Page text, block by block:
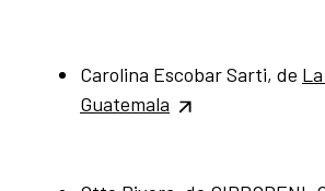
Carolina Escobar Sarti, de
Guatemala